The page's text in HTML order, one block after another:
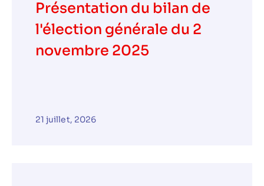
Présentation du bilan de
l'élection générale du 2
novembre 2025
21 juillet, 2026